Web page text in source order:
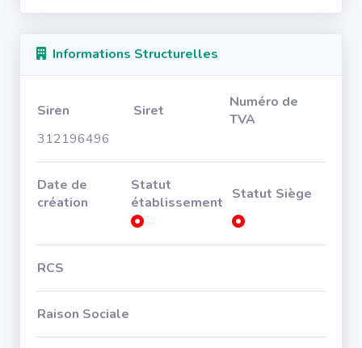
Informations Structurelles
Siren Siret
Numéro de
TVA
312196496
Date de
création
Statut
établissement Statut Siège
RCS
Raison Sociale